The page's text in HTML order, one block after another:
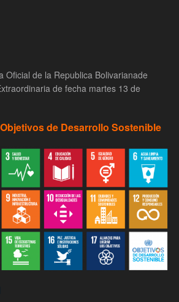
Oficial de la Republica Bolivarianade
de fecha martes 13 de
de Desarrollo Sostenible